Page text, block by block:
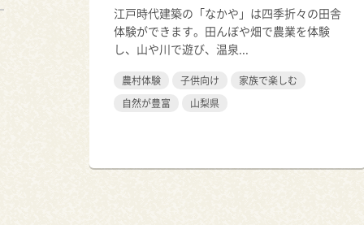
江戸時代建築の「なかや」は四季折々の田舎
体験ができます。田んぼや畑で農業を体験
し、山や川で遊び、温泉...
農村体験 子供向け
家族で楽しむ
自然が豊富
山梨県